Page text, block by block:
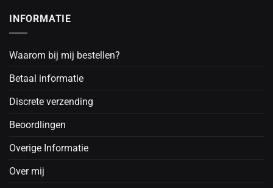
INFORMATIE
Waarom bij mij bestellen?
Betaal informatie
Discrete verzending
Beoordlingen
Overige Informatie
Over mij